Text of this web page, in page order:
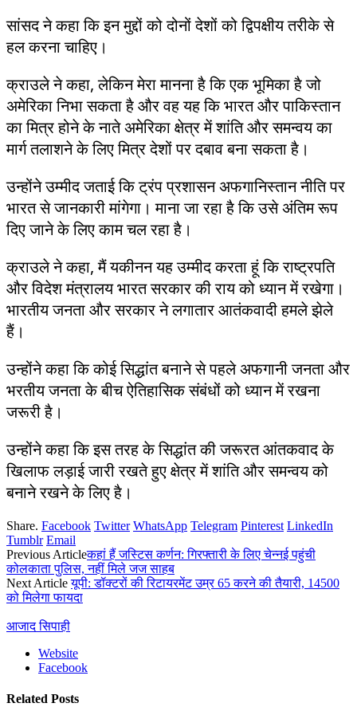
सांसद ने कहा कि इन मुद्दों को दोनों देशों को द्विपक्षीय तरीके से
हल करना चाहिए।
क्राउले ने कहा, लेकिन मेरा मानना है कि एक भूमिका है जो
अमेरिका निभा सकता है और वह यह कि भारत और पाकिस्तान
का मित्र होने के नाते अमेरिका क्षेत्र में शांति और समन्वय का
मार्ग तलाशने के लिए मित्र देशों पर दबाव बना सकता है।
उन्होंने उम्मीद जताई कि ट्रंप प्रशासन अफगानिस्तान नीति पर
भारत से जानकारी मांगेगा। माना जा रहा है कि उसे अंतिम रूप
दिए जाने के लिए काम चल रहा है।
क्राउले ने कहा, मैं यकीनन यह उम्मीद करता हूं कि राष्ट्रपति
और विदेश मंत्रालय भारत सरकार की राय को ध्यान में रखेगा।
भारतीय जनता और सरकार ने लगातार आतंकवादी हमले झेले
हैं।
उन्होंने कहा कि कोई सिद्धांत बनाने से पहले अफगानी जनता और
भरतीय जनता के बीच ऐतिहासिक संबंधों को ध्यान में रखना
जरूरी है।
उन्होंने कहा कि इस तरह के सिद्धांत की जरूरत आंतकवाद के
खिलाफ लड़ाई जारी रखते हुए क्षेत्र में शांति और समन्वय को
बनाने रखने के लिए है।
Share. Facebook Twitter WhatsApp Telegram Pinterest LinkedIn
Tumblr Email
Previous Articleकहां हैं जस्टिस कर्णन: गिरफ्तारी के लिए चेन्नई पहुंची
कोलकाता पुलिस, नहीं मिले जज साहब
Next Articleयूपी: डॉक्टरों की रिटायरमेंट उम्र 65 करने की तैयारी, 14500
को मिलेगा फायदा
आजाद सिपाही
Website
Facebook
Related Posts